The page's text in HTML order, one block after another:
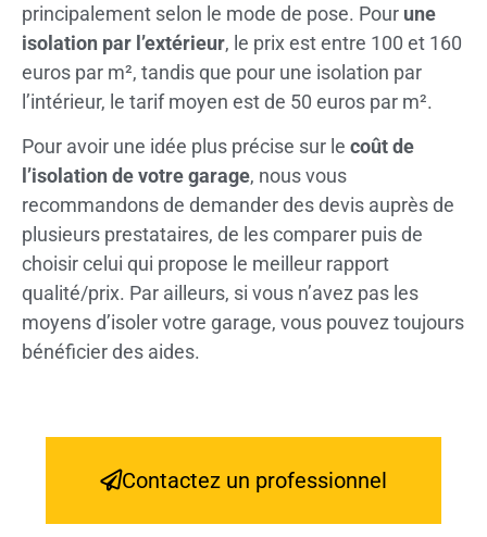
principalement selon le mode de pose. Pour une
isolation par l’extérieur, le prix est entre 100 et 160
euros par m², tandis que pour une isolation par
l’intérieur, le tarif moyen est de 50 euros par m².
Pour avoir une idée plus précise sur le coût de
l’isolation de votre garage, nous vous
recommandons de demander des devis auprès de
plusieurs prestataires, de les comparer puis de
choisir celui qui propose le meilleur rapport
qualité/prix. Par ailleurs, si vous n’avez pas les
moyens d’isoler votre garage, vous pouvez toujours
bénéficier des aides.
Contactez un professionnel